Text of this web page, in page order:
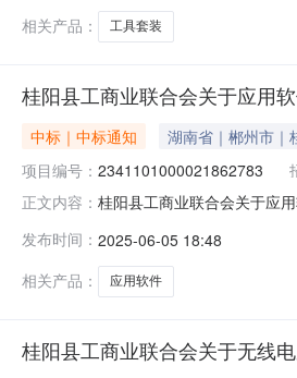
相关产品：
工具套装
桂阳县工商业联合会关于应用
中标｜中标通知 湖南省｜郴州市｜
项目编号： 2341101000021862783
正文内容： 桂阳县工商业联合会关于应
划名称:湖南省郴州市桂阳县
发布时间： 2025-06-05 18:48
相关产品：
应用软件
桂阳县工商业联合会关于无线